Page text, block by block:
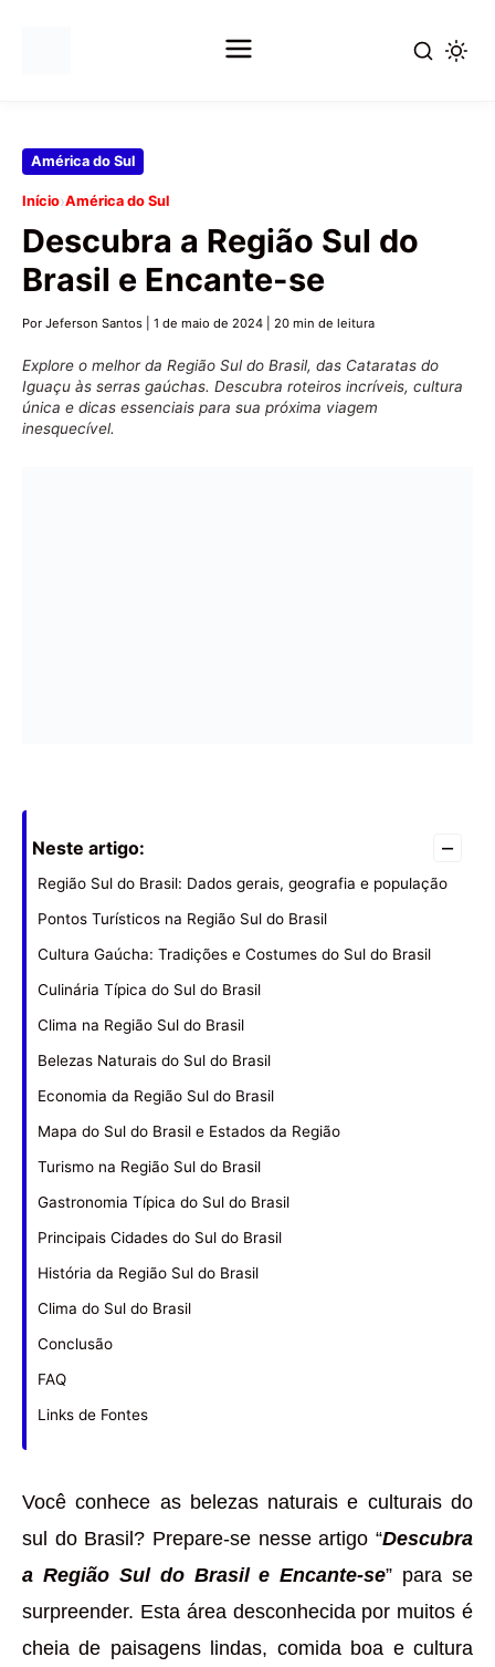
Pular
conteúdo
principal
América do Sul
Início›América do Sul
Descubra a Região Sul do
Brasil e Encante-se
Por Jeferson Santos 1 de maio de 2024 20 min de leitura
Explore o melhor da Região Sul do Brasil, das Cataratas do
Iguaçu às serras gaúchas. Descubra roteiros incríveis, cultura
única e dicas essenciais para sua próxima viagem
inesquecível.
Neste artigo: –
Região Sul do Brasil: Dados gerais, geografia e população
Pontos Turísticos na Região Sul do Brasil
Cultura Gaúcha: Tradições e Costumes do Sul do Brasil
Culinária Típica do Sul do Brasil
Clima na Região Sul do Brasil
Belezas Naturais do Sul do Brasil
Economia da Região Sul do Brasil
Mapa do Sul do Brasil e Estados da Região
Turismo na Região Sul do Brasil
Gastronomia Típica do Sul do Brasil
Principais Cidades do Sul do Brasil
História da Região Sul do Brasil
Clima do Sul do Brasil
Conclusão
FAQ
Links de Fontes
Você conhece as belezas naturais e culturais do
sul do Brasil? Prepare-se nesse artigo “Descubra
a Região Sul do Brasil e Encante-se” para se
surpreender. Esta área desconhecida por muitos é
cheia de paisagens lindas, comida boa e cultura